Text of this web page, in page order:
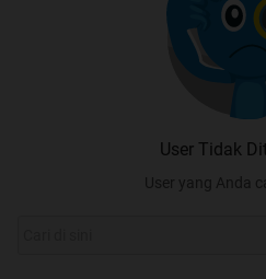
User Tidak
User yang Anda